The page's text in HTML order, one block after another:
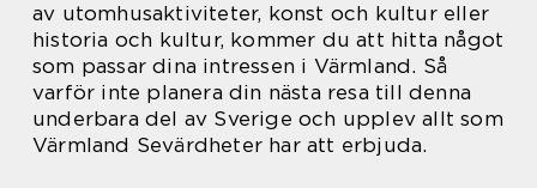
av utomhusaktiviteter, konst och kultur eller
historia och kultur, kommer du att hitta något
som passar dina intressen i Värmland. Så
varför inte planera din nästa resa till denna
underbara del av Sverige och upplev allt som
Värmland Sevärdheter har att erbjuda.